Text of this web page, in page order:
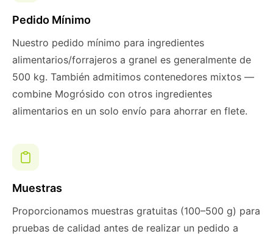
Pedido Mínimo
Nuestro pedido mínimo para ingredientes
alimentarios/forrajeros a granel es generalmente de
500 kg. También admitimos contenedores mixtos —
combine Mogrósido con otros ingredientes
alimentarios en un solo envío para ahorrar en flete.
Muestras
Proporcionamos muestras gratuitas (100–500 g) para
pruebas de calidad antes de realizar un pedido a